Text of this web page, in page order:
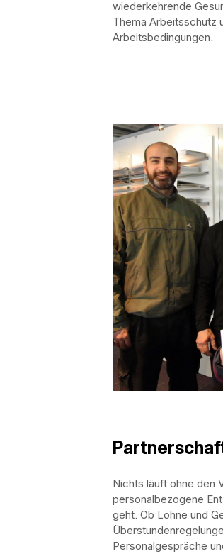
wiederkehrende
Thema Arbeitsschutz
Arbeitsbedingungen.
Nichts läuft ohne den
personalbezogene
geht. Ob Löhne und
Personalgespräche